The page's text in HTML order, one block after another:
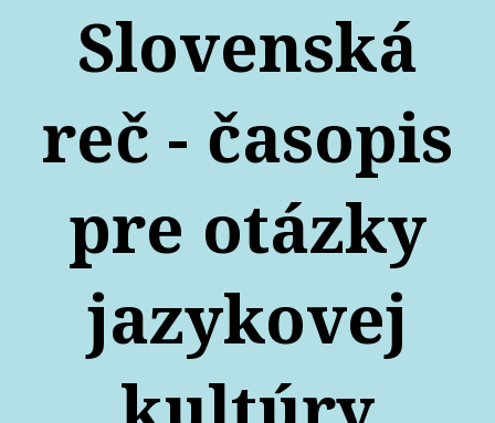
Slovenská
reč - časopis
pre otázky
jazykovej